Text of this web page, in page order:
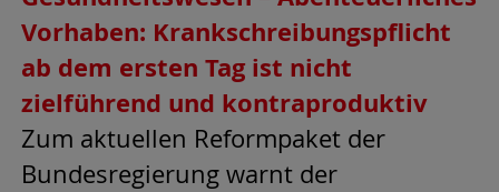
Vorhaben: Krankschreibungspflicht
ab dem ersten Tag ist nicht
zielführend und kontraproduktiv
Zum aktuellen Reformpaket der
Bundesregierung warnt der